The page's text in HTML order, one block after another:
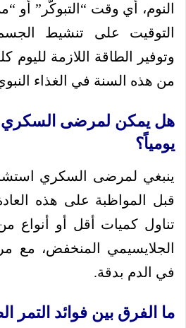
النوم، أي وقت “التبوكّر” أو
التوقيت على تنشيط
وتوفير الطاقة اللازمة لليوم
من هذه السنة في الغذاء
هل يمكن لمرضى السكري
يومياً؟
ينبغي لمرضى السكري
قبل المواظبة على هذه
تناول كميات أقل أو أنواع
الجلايسيمي المنخفض، مع
في الدم بدقة.
ما الفرق بين فوائد التمر